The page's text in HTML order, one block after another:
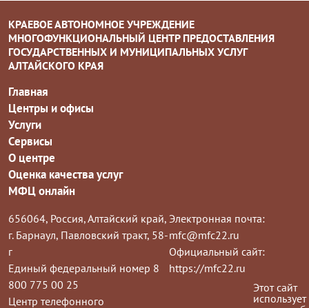
КРАЕВОЕ АВТОНОМНОЕ УЧРЕЖДЕНИЕ
МНОГОФУНКЦИОНАЛЬНЫЙ ЦЕНТР ПРЕДОСТАВЛЕНИЯ
ГОСУДАРСТВЕННЫХ И МУНИЦИПАЛЬНЫХ УСЛУГ
АЛТАЙСКОГО КРАЯ
Главная
Центры и офисы
Услуги
Сервисы
О центре
Оценка качества услуг
МФЦ онлайн
656064, Россия, Алтайский край,
г. Барнаул, Павловский тракт, 58-
г
Единый федеральный номер 8
800 775 00 25
Центр телефонного
Электронная почта:
mfc@mfc22.ru
Официальный сайт:
https://mfc22.ru
Этот сайт
использует